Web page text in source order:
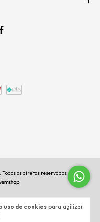
uso de cookies para agilizar
Todos os direitos reservados.